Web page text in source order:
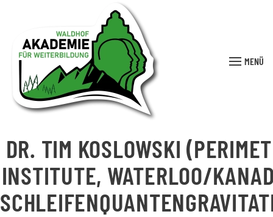
MENÜ
DR. TIM KOSLOWSKI
INSTITUTE, WATERLOO/